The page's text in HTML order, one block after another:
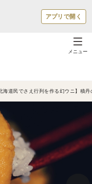
アプリで開く
メニュー
海道民でさえ行列を作る幻ウニ】積